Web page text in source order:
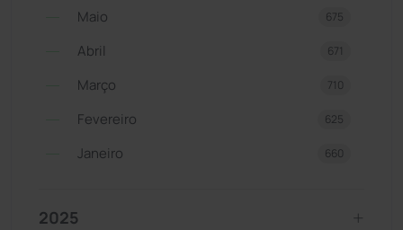
Maio 675
Abril 671
Março 710
Fevereiro 625
Janeiro 660
2025